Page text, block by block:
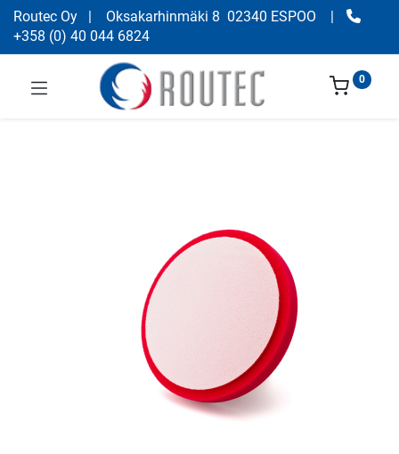
Routec Oy | Oksakarhinmäki 8 02340 ESPOO
|
+358 (0) 40 044 6824
0